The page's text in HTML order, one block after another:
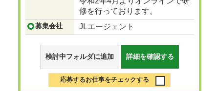
修を行っております。
募集会社 JLエージェント
検討中フォルダに追加 詳細を確認する
応募するお仕事をチェックする